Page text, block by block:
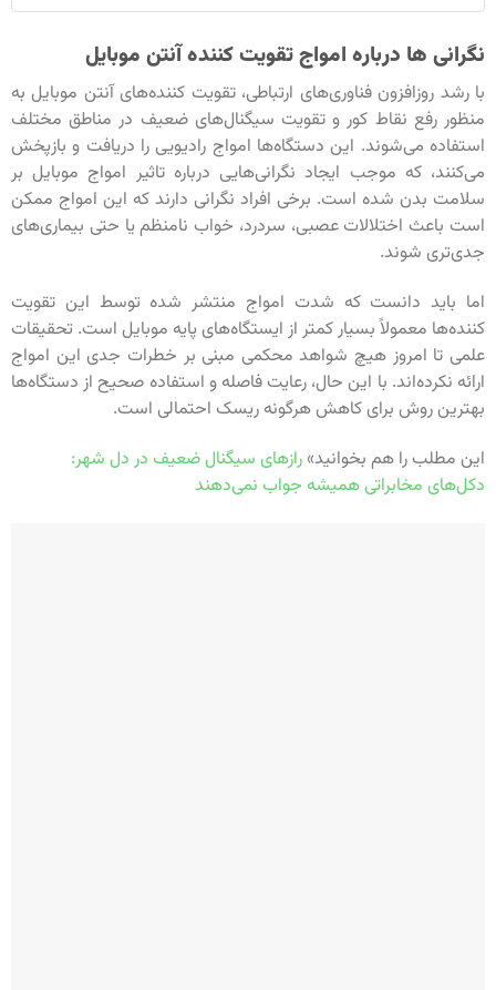
نگرانی ها درباره امواج تقویت کننده آنتن موبایل
با رشد روزافزون فناوری‌های ارتباطی، تقویت کننده‌های آنتن موبایل به
منظور رفع نقاط کور و تقویت سیگنال‌های ضعیف در مناطق مختلف
استفاده می‌شوند. این دستگاه‌ها امواج رادیویی را دریافت و بازپخش
می‌کنند، که موجب ایجاد نگرانی‌هایی درباره تاثیر امواج موبایل بر
سلامت بدن شده است. برخی افراد نگرانی دارند که این امواج ممکن
است باعث اختلالات عصبی، سردرد، خواب نامنظم یا حتی بیماری‌های
جدی‌تری شوند.
اما باید دانست که شدت امواج منتشر شده توسط این تقویت
کننده‌ها معمولاً بسیار کمتر از ایستگاه‌های پایه موبایل است. تحقیقات
علمی تا امروز هیچ شواهد محکمی مبنی بر خطرات جدی این امواج
ارائه نکرده‌اند. با این حال، رعایت فاصله و استفاده صحیح از دستگاه‌ها
بهترین روش برای کاهش هرگونه ریسک احتمالی است.
این مطلب را هم بخوانید» رازهای سیگنال ضعیف در دل شهر:
دکل‌های مخابراتی همیشه جواب نمی‌دهند